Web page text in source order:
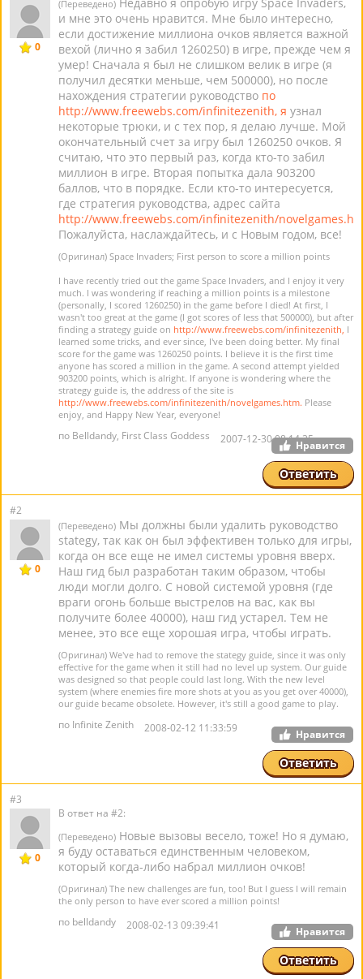
0
(Переведено)
и мне это очень нравится. Мне было интересно,
если достижение миллиона очков является важной
вехой (лично я забил 1260250) в игре, прежде чем я
умер! Сначала я был не слишком велик в игре (я
получил десятки меньше, чем 500000), но после
нахождения стратегии руководство по
http://www.freewebs.com/infinitezenith, я узнал
некоторые трюки, и с тех пор, я делаю лучше. Мой
окончательный счет за игру был 1260250 очков. Я
считаю, что это первый раз, когда кто-то забил
миллион в игре. Вторая попытка дала 903200
баллов, что в порядке. Если кто-то интересуется,
где стратегия руководства, адрес сайта
http://www.freewebs.com/infinitezenith/
Пожалуйста, наслаждайтесь, и с Новым годом, все!
(Оригинал) Space Invaders; First person to score a million points
I have recently tried out the game Space Invaders, and I enjoy it very
much. I was wondering if reaching a million points is a milestone
(personally, I scored 1260250) in the game before I died! At first, I
wasn't too great at the game (I got scores of less that 500000), but after
finding a strategy guide on http://www.freewebs.com/infinitezenith, I
learned some tricks, and ever since, I've been doing better. My final
score for the game was 1260250 points. I believe it is the first time
anyone has scored a million in the game. A second attempt yielded
903200 points, which is alright. If anyone is wondering where the
strategy guide is, the address of the site is
http://www.freewebs.com/infinitezenith/novelgames.htm. Please
enjoy, and Happy New Year, everyone!
по Belldandy, First Class Goddess 2007-12-30 08:14:35Нравится
Ответить
#2
0
(Переведено) Мы должны были удалить руководство
stategy, так как он был эффективен только для игры,
когда он все еще не имел системы уровня вверх.
Наш гид был разработан таким образом, чтобы
люди могли долго. С новой системой уровня (где
враги огонь больше выстрелов на вас, как вы
получите более 40000), наш гид устарел. Тем не
менее, это все еще хорошая игра, чтобы играть.
(Оригинал) We've had to remove the stategy guide, since it was only
effective for the game when it still had no level up system. Our guide
was designed so that people could last long. With the new level
system (where enemies fire more shots at you as you get over 40000),
our guide became obsolete. However, it's still a good game to play.
по Infinite Zenith 2008-02-12 11:33:59 Нравится
Ответить
#3
0
В ответ на #2:
(Переведено) Новые вызовы весело, тоже! Но я думаю,
я буду оставаться единственным человеком,
который когда-либо набрал миллион очков!
(Оригинал) The new challenges are fun, too! But I guess I will remain
the only person to have ever scored a million points!
по belldandy 2008-02-13 09:39:41 Нравится
Ответить